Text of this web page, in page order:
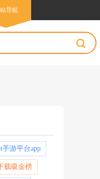
导航
导航
手游平台app
载吸金榜